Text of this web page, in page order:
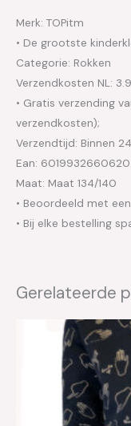
Merk: TOPitm
• De grootste
Categorie: Rokken
Verzendkosten NL:
• Gratis verzending
verzendkosten);
Verzendtijd: Binnen
Ean: 6019932660620
Maat: Maat 134/140
• Beoordeeld met
• Bij elke bestelling
Gerelateerde
prijs
was:
€49.99.
Huidige
prijs
is:
€25.00.